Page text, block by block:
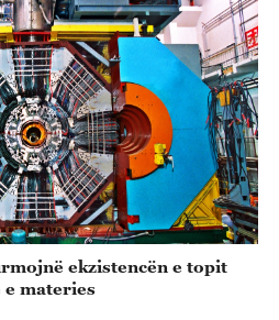
ekzistencën e topit
materies